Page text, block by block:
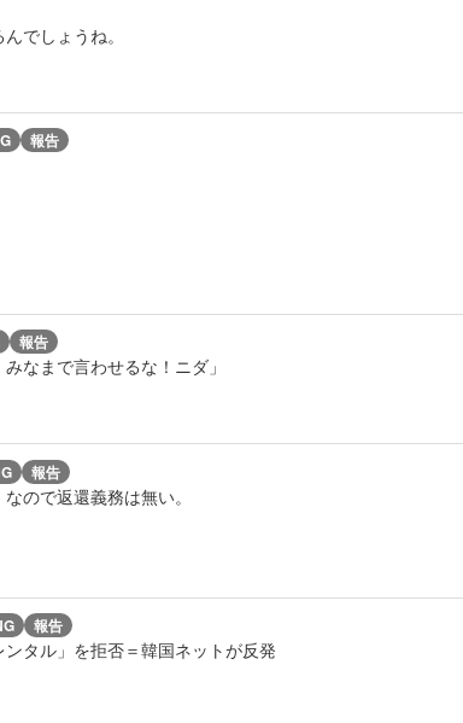
でしょうね。
報告
報告
なまで言わせるな！ニダ」
報告
ので返還義務は無い。
報告
タル」を拒否＝韓国ネットが反発